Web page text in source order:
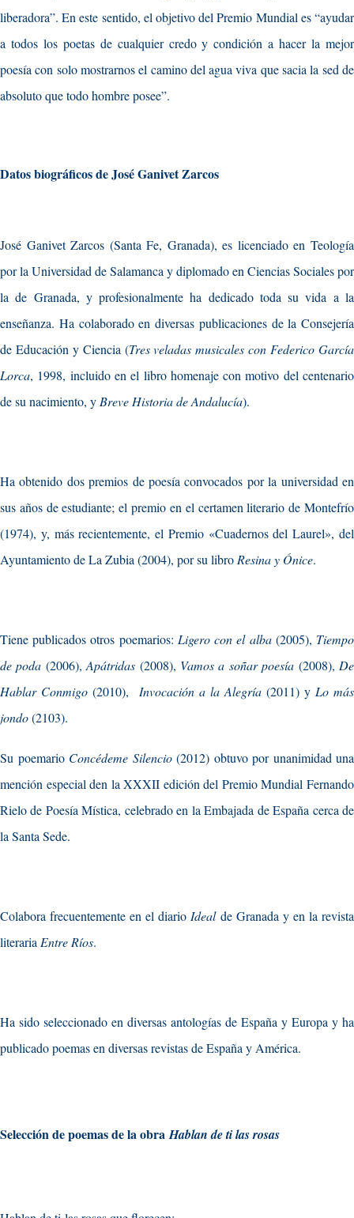
liberadora”. En este sentido, el objetivo del Premio Mundial es “ayudar
a todos los poetas de cualquier credo y condición a hacer la mejor
poesía con solo mostrarnos el camino del agua viva que sacia la sed de
absoluto que todo hombre posee”.
Datos biográficos de José Ganivet Zarcos
José Ganivet Zarcos (Santa Fe, Granada), es licenciado en Teología
por la Universidad de Salamanca y diplomado en Ciencias Sociales por
la de Granada, y profesionalmente ha dedicado toda su vida a la
enseñanza. Ha colaborado en diversas publicaciones de la Consejería
de Educación y Ciencia (Tres veladas musicales con Federico García
Lorca, 1998, incluido en el libro homenaje con motivo del centenario
de su nacimiento, y Breve Historia de Andalucía).
Ha obtenido dos premios de poesía convocados por la universidad en
sus años de estudiante; el premio en el certamen literario de Montefrío
(1974), y, más recientemente, el Premio «Cuadernos del Laurel», del
Ayuntamiento de La Zubia (2004), por su libro Resina y Ónice.
Tiene publicados otros poemarios: Ligero con el alba(2005), Tiempo
de poda (2006),Apátridas (2008), Vamos a soñar poesía (2008), De
Hablar Conmigo (2010), Invocación a la Alegría (2011) y Lo más
jondo(2103).
Su poemario Concédeme Silencio(2012) obtuvo por unanimidad una
mención especial den la XXXII edición del Premio Mundial Fernando
Rielo de Poesía Mística, celebrado en la Embajada de España cerca de
la Santa Sede.
Colabora frecuentemente en el diario Idealde Granada y en la revista
literaria Entre Ríos.
Ha sido seleccionado en diversas antologías de España y Europa y ha
publicado poemas en diversas revistas de España y América.
Selección de poemas de la obraHablan de ti las rosas